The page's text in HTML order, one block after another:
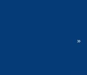
»